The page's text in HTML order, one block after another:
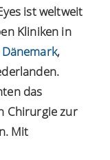
ist weltweit
Kliniken in
Dänemark,
das
Chirurgie zur
Mit